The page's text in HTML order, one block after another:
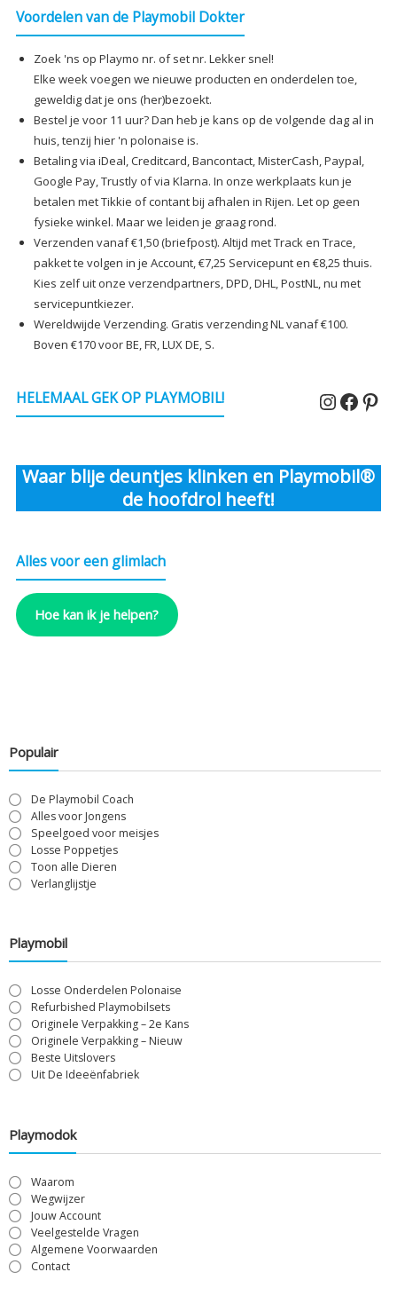
Voordelen van de Playmobil Dokter
Zoek 'ns op Playmo nr. of set nr. Lekker snel!
Elke week voegen we nieuwe producten en onderdelen toe,
geweldig dat je ons (her)bezoekt.
Bestel je voor 11 uur? Dan heb je kans op de volgende dag al in
huis, tenzij hier 'n polonaise is.
Betaling via iDeal, Creditcard, Bancontact, MisterCash, Paypal,
Google Pay, Trustly of via Klarna. In onze werkplaats kun je
betalen met Tikkie of contant bij afhalen in Rijen. Let op geen
fysieke winkel. Maar we leiden je graag rond.
Verzenden vanaf €1,50 (briefpost). Altijd met Track en Trace,
pakket te volgen in je Account, €7,25 Servicepunt en €8,25 thuis.
Kies zelf uit onze verzendpartners, DPD, DHL, PostNL, nu met
servicepuntkiezer.
Wereldwijde Verzending. Gratis verzending NL vanaf €100.
Boven €170 voor BE, FR, LUX DE, S.
HELEMAAL GEK OP PLAYMOBIL!
Waar blije deuntjes klinken en Playmobil®
de hoofdrol heeft!
Alles voor een glimlach
Hoe kan ik je helpen?
Populair
De Playmobil Coach
Alles voor Jongens
Speelgoed voor meisjes
Losse Poppetjes
Toon alle Dieren
Verlanglijstje
Playmobil
Losse Onderdelen Polonaise
Refurbished Playmobilsets
Originele Verpakking – 2e Kans
Originele Verpakking – Nieuw
Beste Uitslovers
Uit De Ideeënfabriek
Playmodok
Waarom
Wegwijzer
Jouw Account
Veelgestelde Vragen
Algemene Voorwaarden
Contact